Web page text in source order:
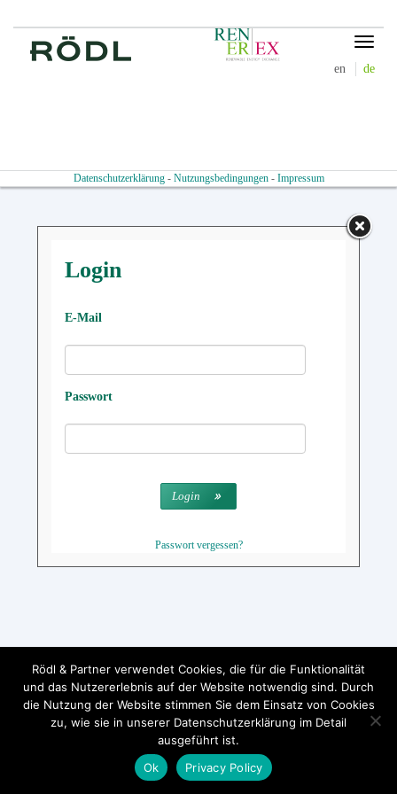
Toggle
en de
Datenschutzerklärung- Nutzungsbedingungen- Impressum
Rödl & Partner verwendet Cookies, die für die Funktionalität
und das Nutzererlebnis auf der Website notwendig sind. Durch
die Nutzung der Website stimmen Sie dem Einsatz von Cookies
zu, wie sie in unserer Datenschutzerklärung im Detail
ausgeführt ist.
Ok
Privacy Policy
Login
E-Mail
Passwort
Login
Passwort vergessen?